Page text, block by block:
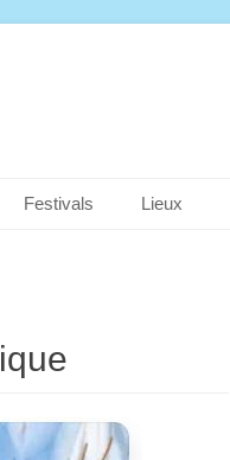
Festivals Lieux